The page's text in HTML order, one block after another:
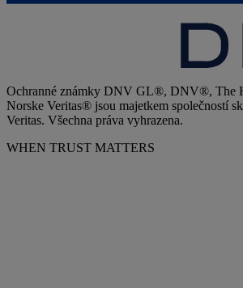
Ochranné známky DNV GL®, DNV®, The
Norske Veritas® jsou majetkem společností
Veritas. Všechna práva vyhrazena.
WHEN TRUST MATTERS